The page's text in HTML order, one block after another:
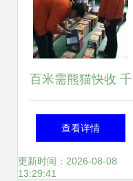
百米需熊猫快收 千
元启动，物流创业
新机遇——盐城推
查看详情
更新时间：2026-08-08
13:29:41